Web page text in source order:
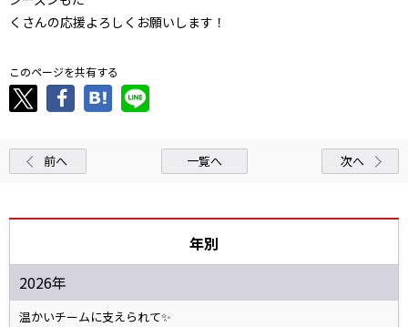
くさんの応援よろしくお願いします！
このページを共有する
前へ 一覧へ 次へ
年別
2026年
温かいチームに支えられて✨️